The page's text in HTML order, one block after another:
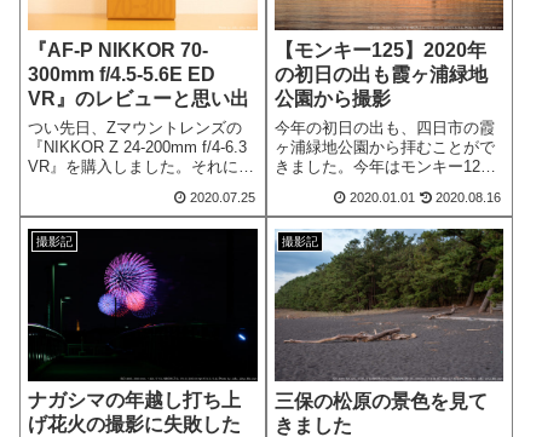
『AF-P NIKKOR 70-
300mm f/4.5-5.6E ED
VR』のレビューと思い出
つい先日、Zマウントレンズの
『NIKKOR Z 24-200mm f/4-6.3
VR』を購入しました。それに伴
200mm f/4-6.3 VR』でまかなう
こととしました。これまでに持
っていた、Fマウン...
2020.07.25
【モンキー125】2020年
の初日の出も霞ヶ浦緑地
公園から撮影
今年の初日の出も、四日市の霞
ヶ浦緑地公園から拝むことがで
きました。今年はモンキー125
写真もちょっと載せたいと思い
ます。
2020.01.01 2020.08.16
撮影記
ナガシマの年越し打ち上
げ花火の撮影に失敗した
撮影記
三保の松原の景色を見て
きました